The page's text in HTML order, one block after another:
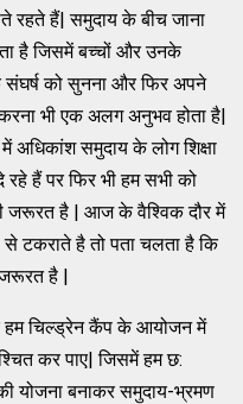
रहते हैं| समुदाय के बीच जाना
है जिसमें बच्चों और उनके
को सुनना और फिर अपने
भी एक अलग अनुभव होता है|
अधिकांश समुदाय के लोग शिक्षा
हैं पर फिर भी हम सभी को
जरूरत है | आज के वैश्विक दौर में
टकराते है तो पता चलता है कि
है |
हम चिल्ड्रेन कैंप के आयोजन में
कर पाए| जिसमें हम छ:
योजना बनाकर समुदाय-भ्रमण